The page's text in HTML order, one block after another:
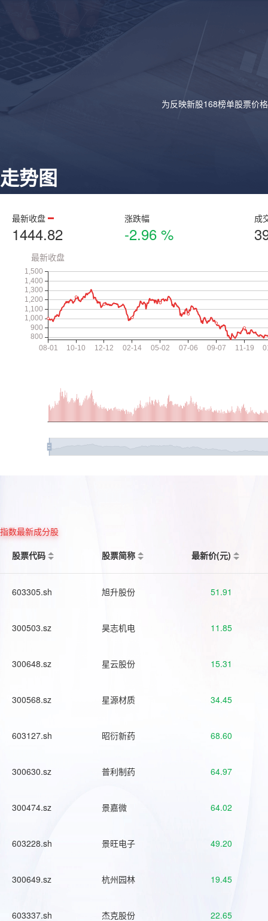
为反映新股168榜单股票价
走势图
最新收盘
1444.82
涨跌幅
-2.96 %
成
指数最新成分股
股票代码
股票简称 最新价(元)
603305.sh 旭升股份 51.91
300503.sz 昊志机电 11.85
300648.sz 星云股份 15.31
300568.sz 星源材质 34.45
603127.sh 昭衍新药 68.60
300630.sz 普利制药 64.97
300474.sz 景嘉微 64.02
603228.sh 景旺电子 49.20
300649.sz 杭州园林 19.45
603337.sh 杰克股份 22.65